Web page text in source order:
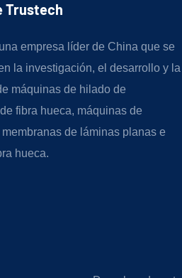
Trustech
empresa líder de China que se
la investigación, el desarrollo y la
máquinas de hilado de
fibra hueca, máquinas de
de láminas planas e
hueca.